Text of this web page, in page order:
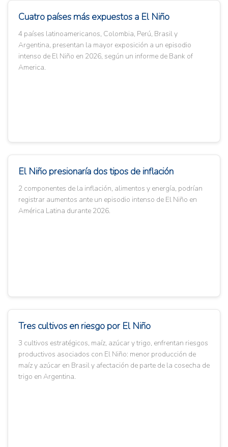
Cuatro países más expuestos a El Niño
4 países latinoamericanos, Colombia, Perú, Brasil y
Argentina, presentan la mayor exposición a un episodio
intenso de El Niño en 2026, según un informe de Bank of
America.
El Niño presionaría dos tipos de inflación
2 componentes de la inflación, alimentos y energía, podrían
registrar aumentos ante un episodio intenso de El Niño en
América Latina durante 2026.
Tres cultivos en riesgo por El Niño
3 cultivos estratégicos, maíz, azúcar y trigo, enfrentan riesgos
productivos asociados con El Niño: menor producción de
maíz y azúcar en Brasil y afectación de parte de la cosecha de
trigo en Argentina.